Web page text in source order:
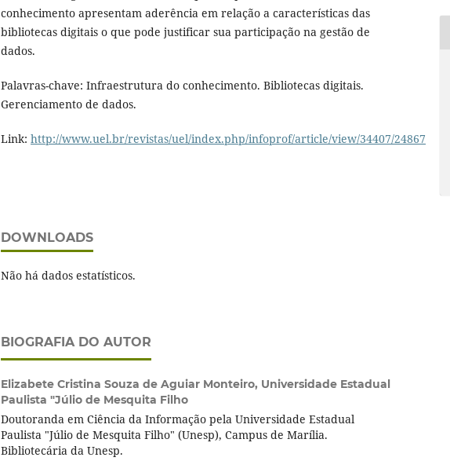
conhecimento apresentam aderência em relação a características das
bibliotecas digitais o que pode justificar sua participação na gestão de
dados.
Palavras-chave: Infraestrutura do conhecimento. Bibliotecas digitais.
Gerenciamento de dados.
Link: http://www.uel.br/revistas/uel/index.php/infoprof/article/view/34407/24867
DOWNLOADS
Não há dados estatísticos.
BIOGRAFIA DO AUTOR
Elizabete Cristina Souza de Aguiar Monteiro, Universidade Estadual
Paulista "Júlio de Mesquita Filho
Doutoranda em Ciência da Informação pela Universidade Estadual
Paulista "Júlio de Mesquita Filho" (Unesp), Campus de Marília.
Bibliotecária da Unesp.